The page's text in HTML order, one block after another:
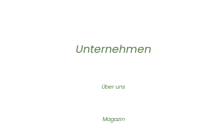
Unternehmen
Über uns
Magazin